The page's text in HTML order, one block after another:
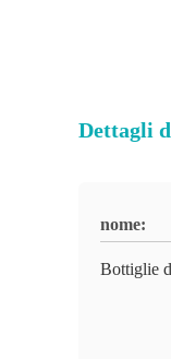
Dettagli
nome:
Bottiglie